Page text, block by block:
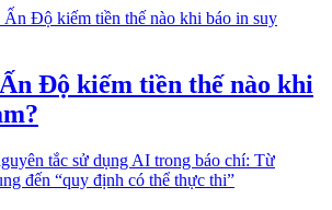
Độ kiếm tiền thế nào khi